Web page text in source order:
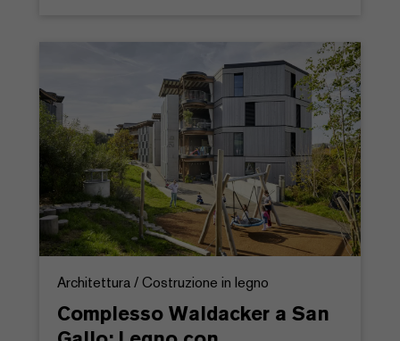
Architettura / Costruzione in legno
Complesso Waldacker a San